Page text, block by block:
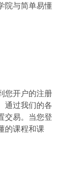
院与简单易懂
您开户的注册
通过我们的各
交易。当您登
的课程和课